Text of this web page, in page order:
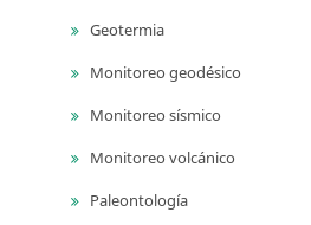
Geotermia
Monitoreo geodésico
Monitoreo sísmico
Monitoreo volcánico
Paleontología